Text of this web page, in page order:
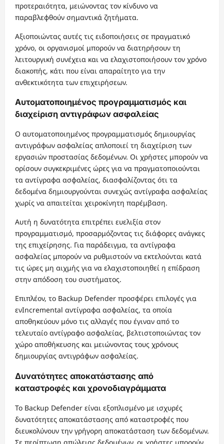
προτεραιότητα, μειώνοντας τον κίνδυνο να
παραβλεφθούν σημαντικά ζητήματα.
Αξιοποιώντας αυτές τις ειδοποιήσεις σε πραγματικό
χρόνο, οι οργανισμοί μπορούν να διατηρήσουν τη
λειτουργική συνέχεια και να ελαχιστοποιήσουν τον χρόνο
διακοπής, κάτι που είναι απαραίτητο για την
ανθεκτικότητα των επιχειρήσεων.
Αυτοματοποιημένος προγραμματισμός και
διαχείριση αντιγράφων ασφαλείας
Ο αυτοματοποιημένος προγραμματισμός δημιουργίας
αντιγράφων ασφαλείας απλοποιεί τη διαχείριση των
εργασιών προστασίας δεδομένων. Οι χρήστες μπορούν να
ορίσουν συγκεκριμένες ώρες για να πραγματοποιούνται
τα αντίγραφα ασφαλείας, διασφαλίζοντας ότι τα
δεδομένα δημιουργούνται συνεχώς αντίγραφα ασφαλείας
χωρίς να απαιτείται χειροκίνητη παρέμβαση.
Αυτή η δυνατότητα επιτρέπει ευελιξία στον
προγραμματισμό, προσαρμόζοντας τις διάφορες ανάγκες
της επιχείρησης. Για παράδειγμα, τα αντίγραφα
ασφαλείας μπορούν να ρυθμιστούν να εκτελούνται κατά
τις ώρες μη αιχμής για να ελαχιστοποιηθεί η επίδραση
στην απόδοση του συστήματος.
Επιπλέον, το Backup Defender προσφέρει επιλογές για
ενIncremental αντίγραφα ασφαλείας, τα οποία
αποθηκεύουν μόνο τις αλλαγές που έγιναν από το
τελευταίο αντίγραφο ασφαλείας, βελτιστοποιώντας τον
χώρο αποθήκευσης και μειώνοντας τους χρόνους
δημιουργίας αντιγράφων ασφαλείας.
Δυνατότητες αποκατάστασης από
καταστροφές και χρονοδιαγράμματα
Το Backup Defender είναι εξοπλισμένο με ισχυρές
δυνατότητες αποκατάστασης από καταστροφές που
διευκολύνουν την γρήγορη αποκατάσταση των δεδομένων.